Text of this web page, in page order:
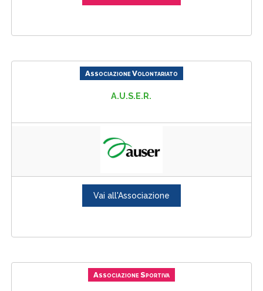
Associazione Volontariato
A.U.S.E.R.
Vai all'Associazione
Associazione Sportiva